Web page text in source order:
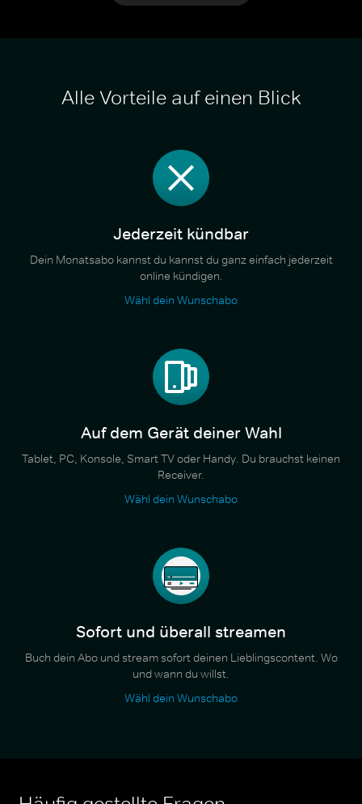
Alle Vorteile auf einen Blick
Jederzeit kündbar
Dein Monatsabo kannst du kannst du ganz einfach jederzeit
online kündigen.
Wähl dein Wunschabo
Auf dem Gerät deiner Wahl
Tablet, PC, Konsole, Smart TV oder Handy. Du brauchst keinen
Receiver.
Wähl dein Wunschabo
Sofort und überall streamen
Buch dein Abo und stream sofort deinen Lieblingscontent. Wo
und wann du willst.
Wähl dein Wunschabo